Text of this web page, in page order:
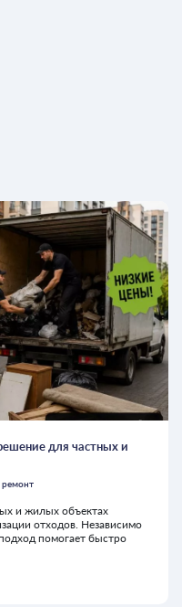
для частных и
ремонт
и жилых объектах
отходов. Независимо
помогает быстро